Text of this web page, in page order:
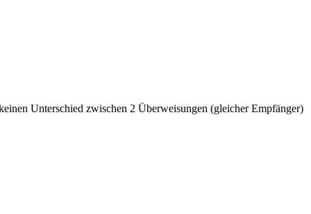
Unterschied zwischen 2 Überweisungen (gleicher Empfänger)